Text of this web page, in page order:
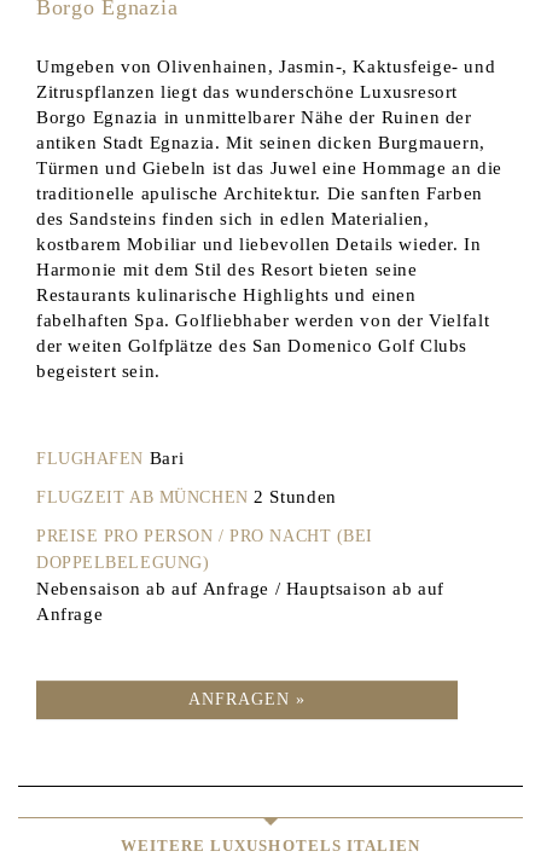
Borgo Egnazia
Umgeben von Olivenhainen, Jasmin-, Kaktusfeige- und
Zitruspflanzen liegt das wunderschöne Luxusresort
Borgo Egnazia in unmittelbarer Nähe der Ruinen der
antiken Stadt Egnazia. Mit seinen dicken Burgmauern,
Türmen und Giebeln ist das Juwel eine Hommage an die
traditionelle apulische Architektur. Die sanften Farben
des Sandsteins finden sich in edlen Materialien,
kostbarem Mobiliar und liebevollen Details wieder. In
Harmonie mit dem Stil des Resort bieten seine
Restaurants kulinarische Highlights und einen
fabelhaften Spa. Golfliebhaber werden von der Vielfalt
der weiten Golfplätze des San Domenico Golf Clubs
begeistert sein.
FLUGHAFEN Bari
FLUGZEIT AB MÜNCHEN 2 Stunden
PREISE PRO PERSON / PRO NACHT (BEI
DOPPELBELEGUNG)
Nebensaison ab auf Anfrage / Hauptsaison ab auf
Anfrage
ANFRAGEN »
WEITERE LUXUSHOTELS ITALIEN